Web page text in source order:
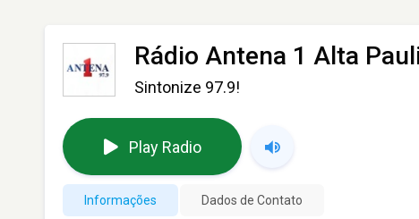
Rádio Antena 1 Alta
Sintonize 97.9!
Play Radio
Informações Dados de Contato